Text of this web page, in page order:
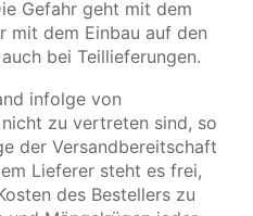
Gefahr geht mit dem
mit dem Einbau auf den
bei Teillieferungen.
infolge von
zu vertreten sind, so
der Versandbereitschaft
Lieferer steht es frei,
des Bestellers zu